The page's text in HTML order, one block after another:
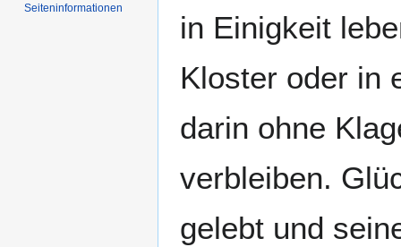
in Einigkeit
Kloster oder in
darin ohne
verbleiben.
gelebt und
Seiten­­informationen